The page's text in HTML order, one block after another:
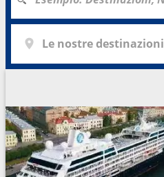
Le nostre destinazioni